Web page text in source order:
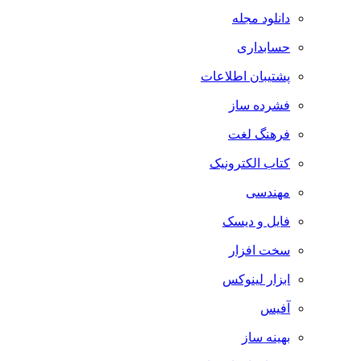
دانلود مجله
حسابداری
پشتیبان اطلاعات
فشرده ساز
فرهنگ لغت
کتاب الکترونیک
مهندسی
فایل و دیسک
سخت افزار
ابزار لینوکس
بهینه ساز